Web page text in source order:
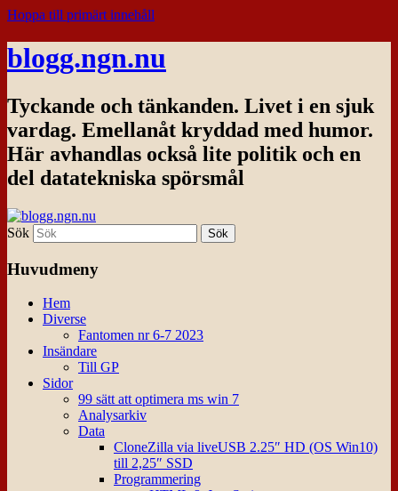
Hoppa till primärt innehåll
blogg.ngn.nu
Tyckande och tänkanden. Livet i en sjuk
vardag. Emellanåt kryddad med humor.
Här avhandlas också lite politik och en
del datatekniska spörsmål
Sök
Huvudmeny
Hem
Diverse
Fantomen nr 6-7 2023
Insändare
Till GP
Sidor
99 sätt att optimera ms win 7
Analysarkiv
Data
CloneZilla via liveUSB 2.25″ HD (OS Win10)
till 2,25″ SSD
Programmering